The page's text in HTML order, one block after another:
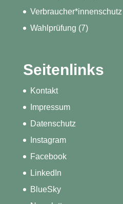
Verbraucher*innenschutz
Wahlprüfung (7)
Seitenlinks
Kontakt
Impressum
Datenschutz
Instagram
Facebook
LinkedIn
BlueSky